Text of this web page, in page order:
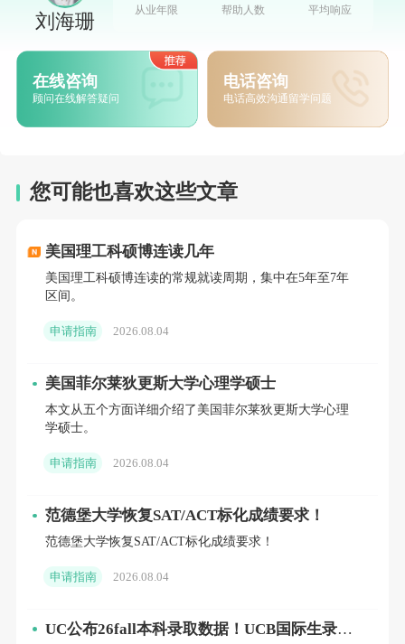
养的是具有深厚专业造诣的“硬核”技术。CMU
的教育模式更接近于“专才教育”，其目标是让
学生在特定领域达到无人能及的深度。
二、专业优势：各领风骚的科技前沿
重，形成了鲜明的特色。
占据全球排名的前三甲。MIT以其在计算机系
统、人工智能理论、网络安全等基础领域的深
厚积淀著称；斯坦福则在人工智能应用、数据
在人工智能、编程语言、软件工程、计算机视
觉等几乎所有细分领域均处于世界水平，其计
其右，尤其在机械工程、航空航天、化学工程
等传统工科领域拥有统治级地位；斯坦福的电
子工程、生物工程和环境工程表现突出，与硅
刘海珊
从业年限
帮助人数
平均响应
在线咨询
顾问在线解答疑问
电话咨询
电话高效沟通留学问题
您可能也喜欢这些文章
美国理工科硕博连读几年
美国理工科硕博连读的常规就读周期，集中在5年至7年
区间。
申请指南 2026.08.04
美国菲尔莱狄更斯大学心理学硕士
本文从五个方面详细介绍了美国菲尔莱狄更斯大学心理
学硕士。
申请指南 2026.08.04
范德堡大学恢复SAT/ACT标化成绩要求！
范德堡大学恢复SAT/ACT标化成绩要求！
申请指南 2026.08.04
UC公布26fall本科录取数据！UCB国际生录取